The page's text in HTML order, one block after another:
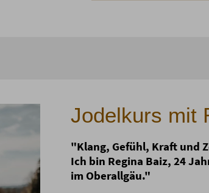
Jodelkurs mit
"Klang, Gefühl, Kraft und
Ich bin Regina Baiz, 24
im Oberallgäu."